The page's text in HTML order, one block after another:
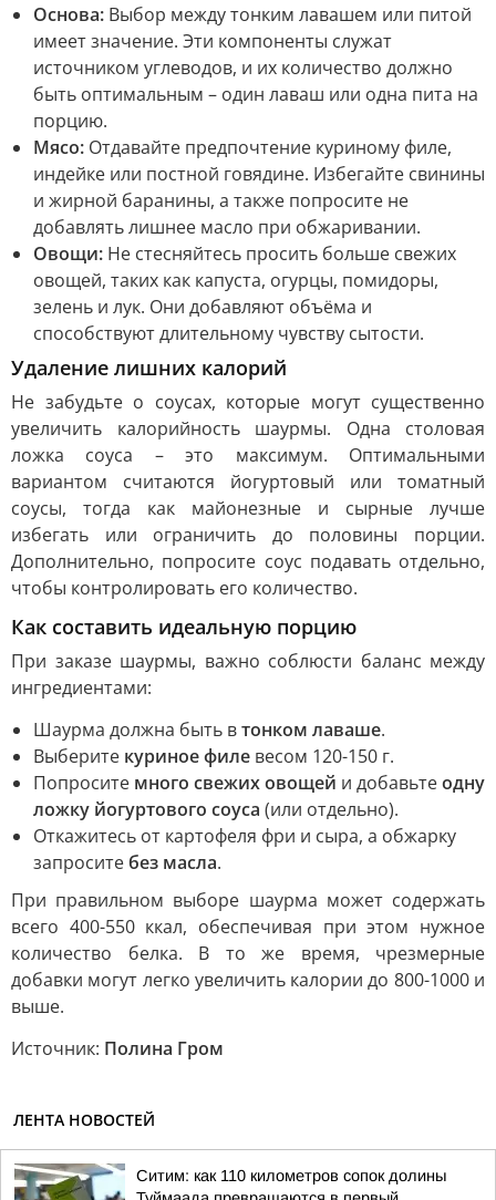
Основа: Выбор между тонким лавашем или питой
имеет значение. Эти компоненты служат
источником углеводов, и их количество должно
быть оптимальным – один лаваш или одна пита на
порцию.
Мясо: Отдавайте предпочтение куриному филе,
индейке или постной говядине. Избегайте свинины
и жирной баранины, а также попросите не
добавлять лишнее масло при обжаривании.
Овощи: Не стесняйтесь просить больше свежих
овощей, таких как капуста, огурцы, помидоры,
зелень и лук. Они добавляют объёма и
способствуют длительному чувству сытости.
Удаление лишних калорий
Не забудьте о соусах, которые могут существенно
увеличить калорийность шаурмы. Одна столовая
ложка соуса – это максимум. Оптимальными
вариантом считаются йогуртовый или томатный
соусы, тогда как майонезные и сырные лучше
избегать или ограничить до половины порции.
Дополнительно, попросите соус подавать отдельно,
чтобы контролировать его количество.
Как составить идеальную порцию
При заказе шаурмы, важно соблюсти баланс между
ингредиентами:
Шаурма должна быть втонком лаваше.
Выберите куриное филе весом 120-150 г.
Попросите много свежих овощей и добавьтеодну
ложку йогуртового соуса (или отдельно).
Откажитесь от картофеля фри и сыра, а обжарку
запроситебез масла.
При правильном выборе шаурма может содержать
всего 400-550 ккал, обеспечивая при этом нужное
количество белка. В то же время, чрезмерные
добавки могут легко увеличить калории до 800-1000 и
выше.
Источник: Полина Гром
ЛЕНТА НОВОСТЕЙ
Ситим: как 110 километров сопок долины